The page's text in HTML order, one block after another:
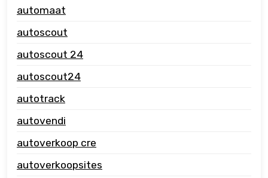
automaat
autoscout
autoscout 24
autoscout24
autotrack
autovendi
autoverkoop cre
autoverkoopsites